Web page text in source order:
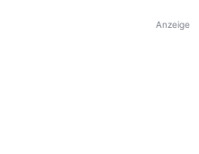
Anzeige